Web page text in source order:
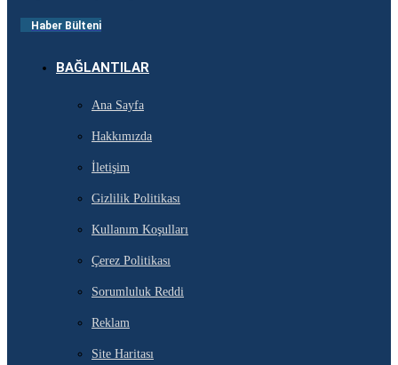
Haber Bülteni
BAĞLANTILAR
Ana Sayfa
Hakkımızda
İletişim
Gizlilik Politikası
Kullanım Koşulları
Çerez Politikası
Sorumluluk Reddi
Reklam
Site Haritası